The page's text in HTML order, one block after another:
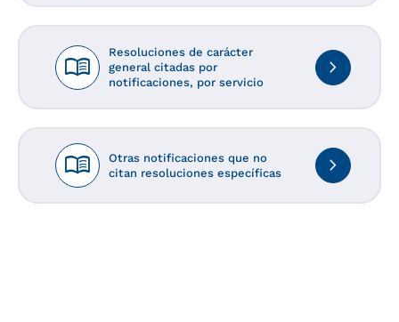
menu_book
Resoluciones de carácter
general citadas por
notificaciones, por servicio
navigate_next
menu_book
Otras notificaciones que no
citan resoluciones específicas
navigate_next